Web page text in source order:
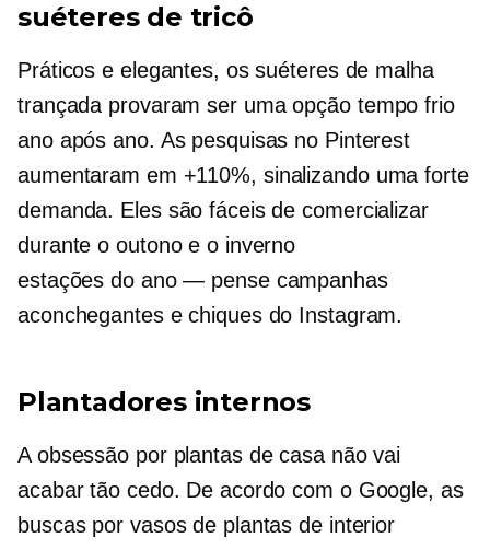
suéteres de tricô
Práticos e elegantes, os suéteres de malha
trançada provaram ser uma opção tempo frio
ano após ano. As pesquisas no Pinterest
aumentaram em +110%, sinalizando uma forte
demanda. Eles são fáceis de comercializar
durante o outono e o inverno
estações do ano — pensecampanhas
aconchegantes e chiques do Instagram.
Plantadores internos
A obsessão por plantas de casa não vai
acabar tão cedo. De acordo com o Google, as
buscas por vasos de plantas de interior